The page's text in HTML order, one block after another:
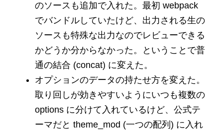
のソースも追加で入れた。最初 webpack
でバンドルしていたけど、出力される生の
ソースも特殊な出力なのでレビューできる
かどうか分からなかった。ということで普
通の結合 (concat) に変えた。
オプションのデータの持たせ方を変えた。
取り回しが効きやすいようにいつも複数の
options に分けて入れているけど、公式テ
ーマだと theme_mod (一つの配列) に入れ